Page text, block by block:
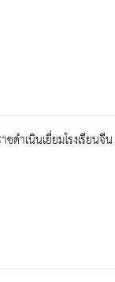
ดำเนินเยี่ยมโรงเรีย